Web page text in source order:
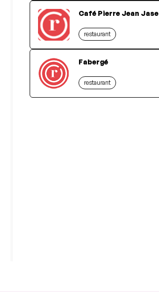
Café Pierre Jean Jase
restaurant
Fabergé
restaurant